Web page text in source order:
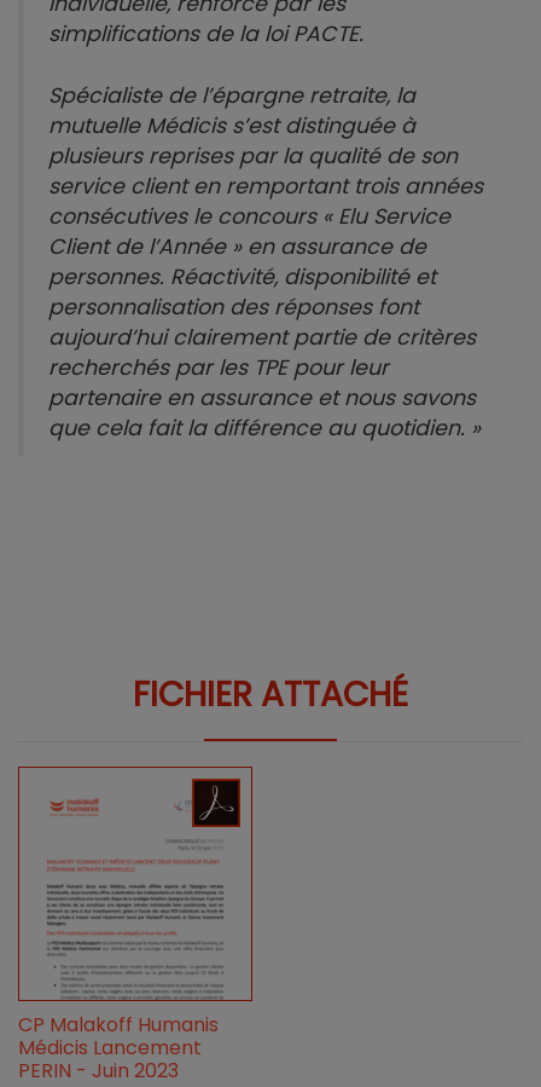
simplifications de la loi PACTE.
Spécialiste de l’épargne retraite, la
mutuelle Médicis s’est distinguée à
plusieurs reprises par la qualité de son
service client en remportant trois années
consécutives le concours « Elu Service
Client de l’Année » en assurance de
personnes. Réactivité, disponibilité et
personnalisation des réponses font
aujourd’hui clairement partie de critères
recherchés par les TPE pour leur
partenaire en assurance et nous savons
que cela fait la différence au quotidien. »
FICHIER ATTACHÉ
CP Malakoff Humanis
Médicis Lancement
PERIN - Juin 2023